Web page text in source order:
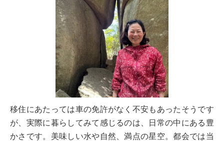
移住にあたっては車の免許がなく不安もあったそうです
が、実際に暮らしてみて感じるのは、日常の中にある豊
かさです。美味しい水や自然、満点の星空。都会では当